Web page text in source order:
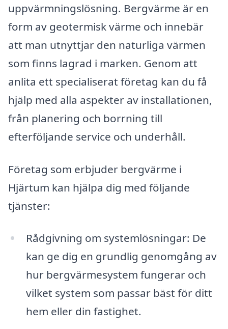
uppvärmningslösning. Bergvärme är en
form av geotermisk värme och innebär
att man utnyttjar den naturliga värmen
som finns lagrad i marken. Genom att
anlita ett specialiserat företag kan du få
hjälp med alla aspekter av installationen,
från planering och borrning till
efterföljande service och underhåll.
Företag som erbjuder bergvärme i
Hjärtum kan hjälpa dig med följande
tjänster:
Rådgivning om systemlösningar: De
kan ge dig en grundlig genomgång av
hur bergvärmesystem fungerar och
vilket system som passar bäst för ditt
hem eller din fastighet.